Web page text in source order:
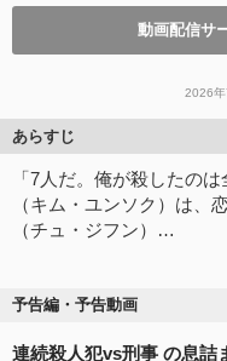
動画配信サ
2026年
あらすじ
「7人だ。俺が殺したの
（キム・ユンソク）は、
（チュ・ジフン）…
予告編・予告動画
連続殺人犯vs刑事 の息詰